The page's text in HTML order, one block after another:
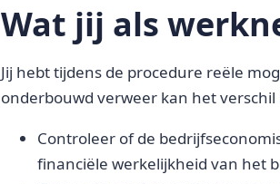
Wat jij als
Jij hebt tijdens de procedure reële
onderbouwd verweer kan het
Controleer of de
financiële werkelijkheid van het